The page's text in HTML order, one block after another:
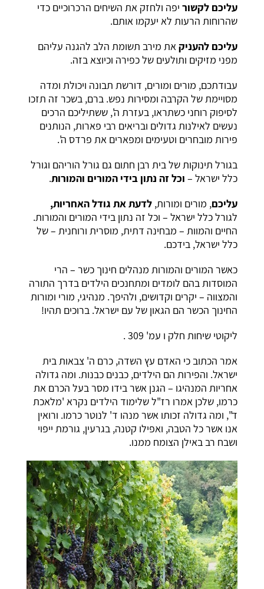
עליכם לקשוריפה ולחזק את השיחים הרכרוכיים כדי
שהרוחות הרעות לא יעקמו אותם.
עליכם להעניקאת מירב תשומת הלב להגנה עליהם
מפני מזיקים ותולעים של כפירה וכיוצא בזה.
עבודתכם, מורים ומורים, דורשת תבונה ויכולת ומדה
מסויימת של הקרבה ומסירות נפש. ברם, בשכר זה תזכו
לסיפוק רוחני כשתראו, בעזרת ה', ששתיליכם הרכים
נעשים לאילנות גדולים ובריאים רבי פארות, הנותנים
פירות מובחרים וטעימים ומפארים את פרדס ה'.
בגורל תינוקות של בית רבן חתום גם גורל הוריהם וגורל
כלל ישראל – וכל זה נתון בידי המורים והמורות.
עליכם, מורים ומורות, לדעת את גודל האחריות,
לגורל כלל ישראל – וכל זה נתון בידי המורים והמורות.
החיים והמוות – מבחינה דתית, מוסרית ורוחנית – של
כלל ישראל, בידכם.
כאשר המורים והמורות מנהלים חינוך כשר – הרי
המוסדות בהם לומדים ומתחנכים הילדים בדרך התורה
והמצווה – יקרים וקדושים, ולהיפך. מנהיגי, מורי ומורות
החינוך הכשר הם הגאון של עם ישראל. ברוכים תהיו!
ליקוטי שיחות חלק ו עמ' 309 .
אמר הכתוב כי האדם עץ השדה, כרם ה' צבאות בית
ישראל. והפירות הם הילדים, כבנים כבנות. ומה גדולה
אחריות המנהיגו – הגנן אשר בידו מסר בעל הכרם את
כרמו, שלכן אמרו רז"ל שלימוד הילדים נקרא 'מלאכת
ד", ומה גדולה זכותו אשר מנהו ד' לנוטר כרמו. ורואין
אנו אשר כל הטבה, ואפילו קטנה, בגרעין, גורמת ייפוי
ושבח רב באילן הצומח ממנו.